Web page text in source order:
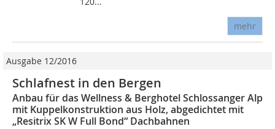
mehr
Ausgabe 12/2016
Schlafnest in den Bergen
Anbau für das Wellness & Berghotel Schlossanger Alp
mit Kuppelkonstruktion aus Holz, abgedichtet mit
„Resitrix SK W Full Bond“ Dachbahnen